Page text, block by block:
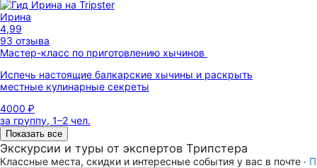
Ирина
4,99
93 отзыва
Мастер-класс по приготовлению хычинов
Испечь настоящие балкарские хычины и раскрыть
местные кулинарные секреты
4000 ₽
за группу, 1–2 чел.
Показать все
Экскурсии и туры от экспертов Трипстера
Классные места, скидки и интересные события у вас в почте ·